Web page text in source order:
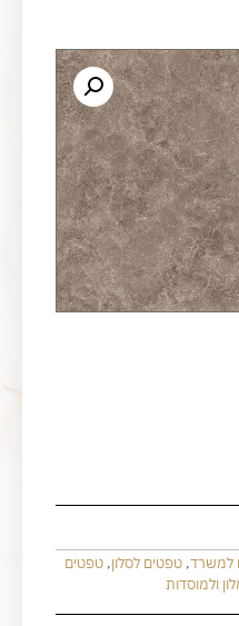
למשרד, טפטים לסלון, טפטים
ולמוסדות